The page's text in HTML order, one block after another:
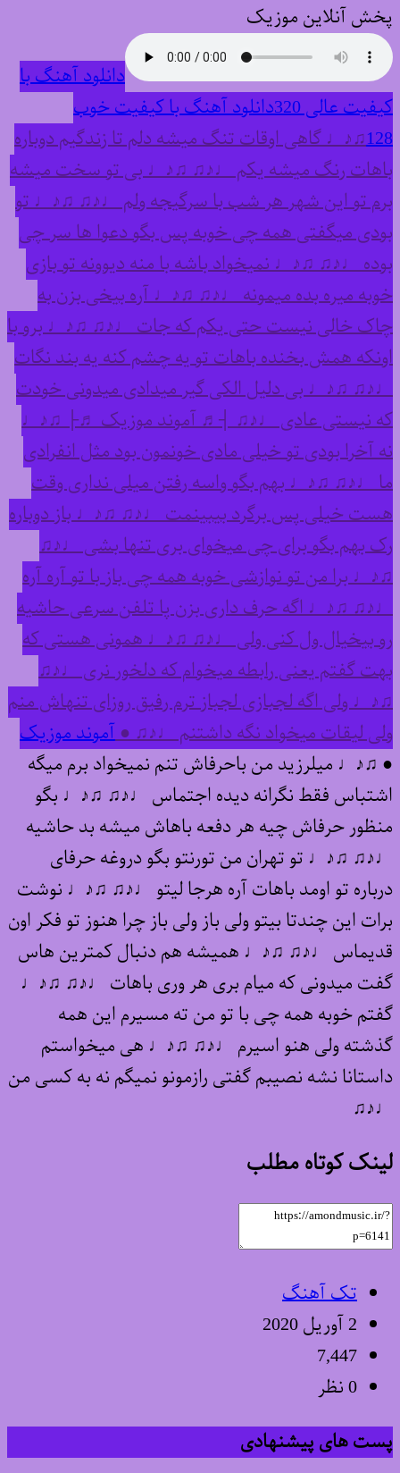
پخش آنلاین موزیک
دانلود آهنگ با
کیفیت عالی 320
دانلود آهنگ با کیفیت خوب
128♫♪♩ گاهی اوقات تنگ میشه دلم تا زندگیم دوباره
باهات رنگ میشه یکم ♩♪♫ ♫♪♩ بی تو سخت میشه
برم تو این شهر هر شب با سرگیجه ولم ♩♪♫ ♫♪♩ تو
بودی میگفتی همه چی خوبه پس بگو دعوا ها سر چی
بوده ♩♪♫ ♫♪♩ نمیخواد باشه با منه دیوونه تو بازی
خوبه میره بده میمونه ♩♪♫ ♫♪♩ آره بیخی بزن به
چاک خالی نیست حتی یکم که جات ♩♪♫ ♫♪♩ برو با
اونکه همش بخنده باهات تو یه چشم کنه یه بند نگات
♩♪♫ ♫♪♩ بی دلیل الکی گیر میدادی میدونی خودت
که نیستی عادی ♩♪♫ ┤♬ آموند موزیک ♬├ ♫♪♩
نه آخرا بودی تو خیلی مادی خونمون بود مثل انفرادی
ما ♩♪♫ ♫♪♩ بهم بگو واسه رفتن میلی نداری وقت
هست خیلی پس برگرد بیبینمت ♩♪♫ ♫♪♩ باز دوباره
رک بهم بگو برای چی میخوای بری تنها بشی ♩♪♫
♫♪♩ برا من تو نوازشی خوبه همه چی باز با تو آره آره
♩♪♫ ♫♪♩ اگه حرف داری بزن پا تلفن سرعی حاشیه
رو بیخیال ول کنی ولی ♩♪♫ ♫♪♩ همونی هستی که
بهت گفتم یعنی رابطه میخوام که دلخور نری ♩♪♫
♫♪♩ ولی اگه لجبازی لجباز ترم رفیق روزای تنهاش منم
ولی لیقات میخواد نگه داشتنم ♩♪♫ ●آموند موزیک
● ♫♪♩ میلرزید من باحرفاش تنم نمیخواد برم میگه
اشتباس فقط نگرانه دیده اجتماس ♩♪♫ ♫♪♩ بگو
منظور حرفاش چیه هر دفعه باهاش میشه بد حاشیه
♩♪♫ ♫♪♩ تو تهران من تورنتو بگو دروغه حرفای
درباره تو اومد باهات آره هرجا لیتو ♩♪♫ ♫♪♩ نوشت
برات این چندتا بیتو ولی باز ولی باز چرا هنوز تو فکر اون
قدیماس ♩♪♫ ♫♪♩ همیشه هم دنبال کمترین هاس
گفت میدونی که میام بری هر وری باهات ♩♪♫ ♫♪♩
گفتم خوبه همه چی با تو من ته مسیرم این همه
گذشته ولی هنو اسیرم ♩♪♫ ♫♪♩ هی میخواستم
داستانا نشه نصیبم گفتی رازمونو نمیگم نه به کسی من
♩♪♫
لینک کوتاه مطلب
تک آهنگ
2 آوریل 2020
7,447
0 نظر
پست های پیشنهادی